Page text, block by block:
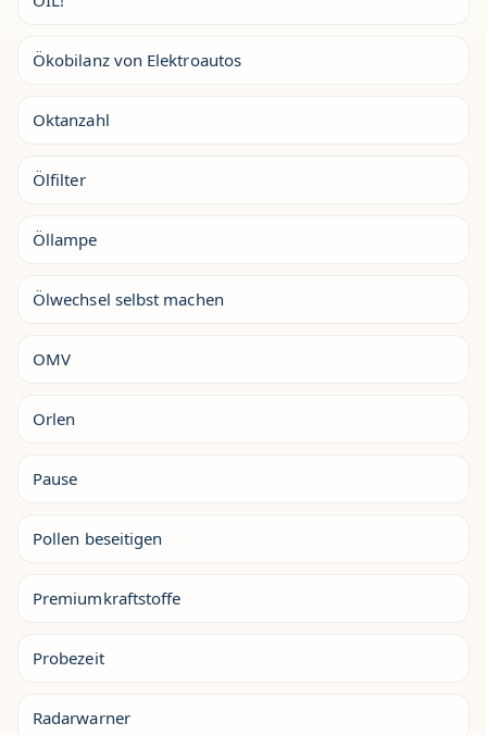
Ökobilanz von Elektroautos
Oktanzahl
Ölfilter
Öllampe
Ölwechsel selbst machen
OMV
Orlen
Pause
Pollen beseitigen
Premiumkraftstoffe
Probezeit
Radarwarner